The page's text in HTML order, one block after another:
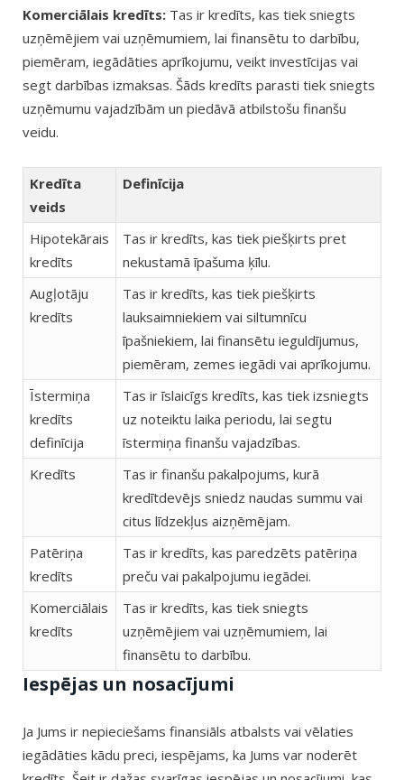
Komerciālais kredīts: Tas ir kredīts, kas tiek sniegts
uzņēmējiem vai uzņēmumiem, lai finansētu to darbību,
piemēram, iegādāties aprīkojumu, veikt investīcijas vai
segt darbības izmaksas. Šāds kredīts parasti tiek sniegts
uzņēmumu vajadzībām un piedāvā atbilstošu finanšu
veidu.
Kredīta
veids
Definīcija
Hipotekārais
kredīts
Tas ir kredīts, kas tiek piešķirts pret
nekustamā īpašuma ķīlu.
Augļotāju
kredīts
Tas ir kredīts, kas tiek piešķirts
lauksaimniekiem vai siltumnīcu
īpašniekiem, lai finansētu ieguldījumus,
piemēram, zemes iegādi vai aprīkojumu.
Īstermiņa
kredīts
definīcija
Tas ir īslaicīgs kredīts, kas tiek izsniegts
uz noteiktu laika periodu, lai segtu
īstermiņa finanšu vajadzības.
Kredīts
Tas ir finanšu pakalpojums, kurā
kredītdevējs sniedz naudas summu vai
citus līdzekļus aizņēmējam.
Patēriņa
kredīts
Tas ir kredīts, kas paredzēts patēriņa
preču vai pakalpojumu iegādei.
Komerciālais
kredīts
Tas ir kredīts, kas tiek sniegts
uzņēmējiem vai uzņēmumiem, lai
finansētu to darbību.
Iespējas un nosacījumi
Ja Jums ir nepieciešams finansiāls atbalsts vai vēlaties
iegādāties kādu preci, iespējams, ka Jums var noderēt